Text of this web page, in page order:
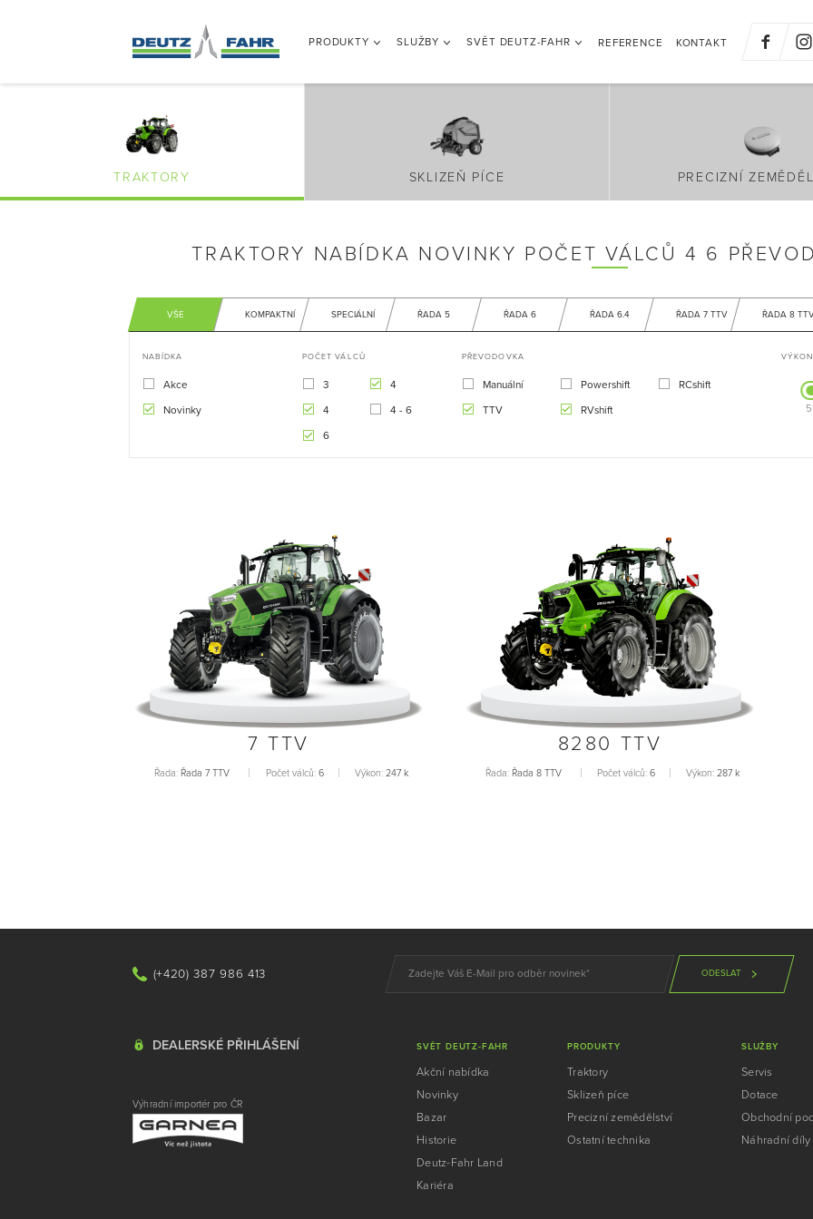
PRODUKTY SLUŽBY SVĚT DEUTZ-FAHR REFERENCE KONTAKT
TRAKTORY SKLIZEŇ PÍCE PRECIZNÍ
TRAKTORY NABÍDKA NOVINKY POČET VÁLCŮ 4 6
VŠE KOMPAKTNÍ SPECIÁLNÍ ŘADA 5 ŘADA 6 ŘADA 6.4 ŘADA 7 TTV ŘADA 8
NABÍDKA
Akce
Novinky
POČET VÁLCŮ
3 4
4 4 - 6
6
PŘEVODOVKA
Manuální Powershift RCshift
TTV RVshift
7 TTV
Řada: Řada 7 TTV Počet válců: 6 Výkon: 247 k
8280 TTV
Řada: Řada 8 TTV Počet válců:6 Výkon: 287 k
(+420) 387 986 413 ODESLAT
DEALERSKÉ PŘIHLÁŠENÍ
Výhradní importér pro ČR
SVĚT DEUTZ-FAHR
Akční nabídka
Novinky
Bazar
Historie
Deutz-Fahr Land
Kariéra
PRODUKTY
Traktory
Sklizeň píce
Precizní zemědělství
Ostatní technika
SLUŽBY
Servis
Dotace
Obchodní
Náhradní díly